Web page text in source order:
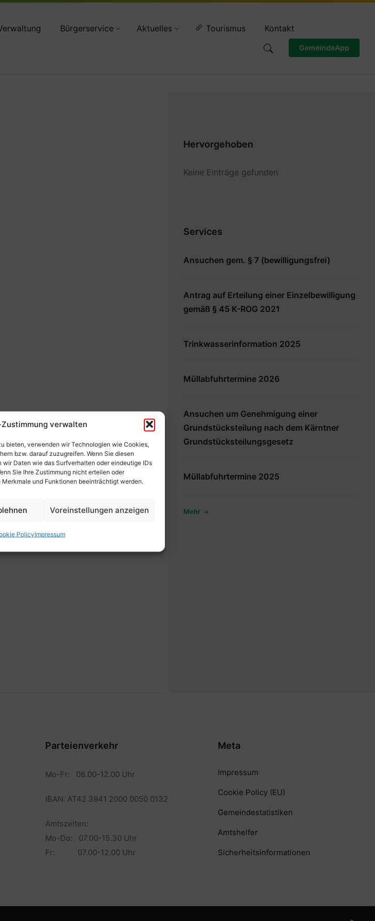
verwalten
bieten, verwenden wir Technologien wie Cookies,
bzw. darauf zuzugreifen. Wenn Sie diesen
Daten wie das Surfverhalten oder eindeutige IDs
Sie Ihre Zustimmung nicht erteilen oder
und Funktionen beeinträchtigt werden.
Voreinstellungen anzeigen
PolicyImpressum
Bürgerservice Aktuelles Tourismus Kontakt
GemeindeApp
Hervorgehoben
Keine Einträge gefunden
Services
Ansuchen gem. § 7 (bewilligungsfrei)
Antrag auf Erteilung einer Einzelbewilligung
gemäß § 45 K-ROG 2021
Trinkwasserinformation 2025
Müllabfuhrtermine 2026
Ansuchen um Genehmigung einer
Grundstücksteilung nach dem Kärntner
Grundstücksteilungsgesetz
Müllabfuhrtermine 2025
Mehr
Parteienverkehr
Mo-Fr: 08.00-12.00 Uhr
IBAN: AT42 3941 2000 0050 0132
Amtszeiten:
Mo-Do: 07.00-15.30 Uhr
Fr: 07.00-12.00 Uhr
Meta
Impressum
Cookie Policy (EU)
Gemeindestatistiken
Amtshelfer
Sicherheitsinformationen